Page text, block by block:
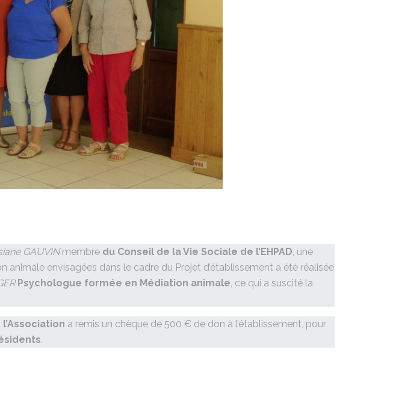
GAUVINmembre du Conseil de la Vie Sociale de l’EHPAD, une
animale envisagées dans le cadre du Projet d’établissement a été réalisée
Psychologue formée en Médiation animale, ce qui a suscité la
a remis un chèque de 500 € de don à l’établissement, pour
.